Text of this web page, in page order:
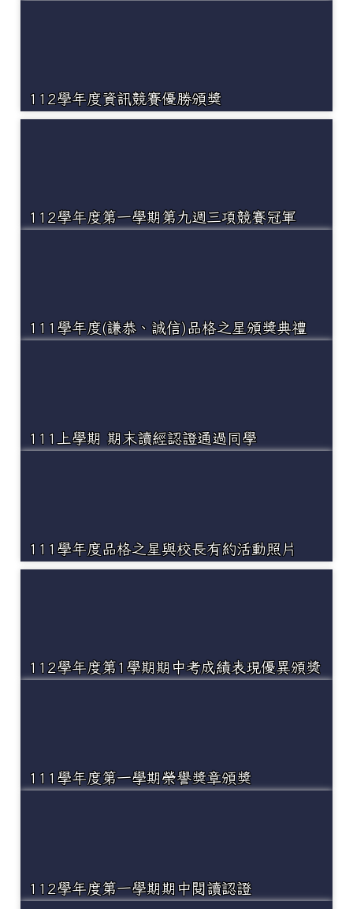
112學年度資訊競賽優勝頒獎
112學年度第一學期第九週三項競賽冠軍
111學年度(謙恭、誠信)品格之星頒獎典禮
111上學期 期末讀經認證通過同學
111學年度品格之星與校長有約活動照片
112學年度第1學期期中考成績表現優異頒獎
111學年度第一學期榮譽獎章頒獎
112學年度第一學期期中閱讀認證